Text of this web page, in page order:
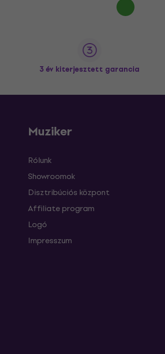
3 év kiterjesztett garancia
Muziker
Rólunk
Showroomok
Disztribúciós központ
Affiliate program
Logó
Impresszum